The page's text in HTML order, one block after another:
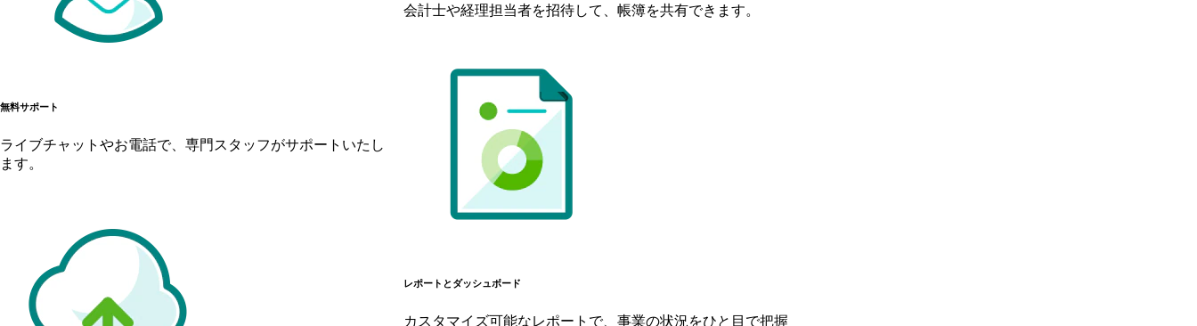
無料サポート
ライブチャットやお電話で、専門スタッフがサポートいたし
ます。
会計士や経理担当者を招待して、帳簿を共有できます。
レポートとダッシュボード
カスタマイズ可能なレポートで、事業の状況をひと目で把握